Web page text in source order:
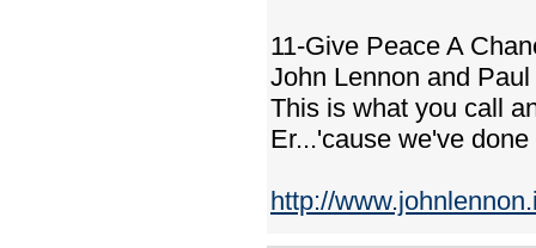
11-Give Peace A
John Lennon and
This is what you call
Er...'cause we've
http://